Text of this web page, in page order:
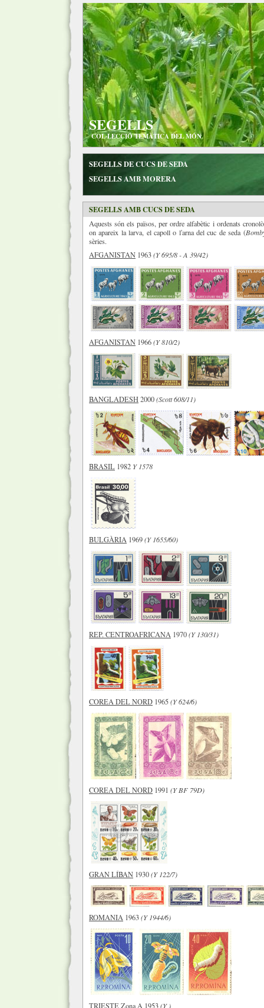
SEGELLS
COL·LECCIÓ TEMÀTICA DEL MÓN
SEGELLS DE CUCS DE SEDA
SEGELLS AMB MORERA
SEGELLS AMB CUCS DE SEDA
Aquests són els països, per ordre alfabètic i ordenats
on apareix la larva, el capoll o l'arna del cuc de seda (
sèries.
AFGANISTAN 1963(Y 695/8 - A 39/42)
AFGANISTAN 1966(Y 810/2)
BANGLADESH2000(Scott 608/11)
BRASIL 1982 Y 1578
BULGÀRIA 1969(Y 1655/60)
REP. CENTROAFRICANA 1970(Y 130/31)
COREA DEL NORD 1965(Y 624/6)
COREA DEL NORD 1991 (Y BF 79D)
GRAN LÍBAN 1930(Y 122/7)
ROMANIA 1963(Y 1944/6)
TRIESTE Zona A 1953(Y )